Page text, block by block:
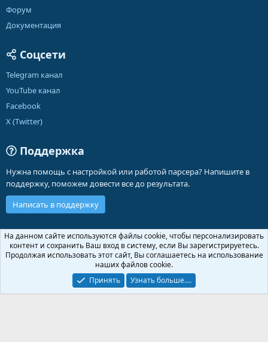
Форум
Документация
Соцсети
Telegram канал
YouTube канал
Facebook
X (Twitter)
Поддержка
Нужна помощь с настройкой или работой парсера? Напишите в
поддержку, поможем довести все до результата.
Написать в поддержку
Russian (RU)
Обратная связь
Условия и правила
Политика конфиденциальности
Помощь
Community platform by XenForo ® © 2010-2026 XenForo Ltd.
На данном сайте используются файлы cookie, чтобы персонализировать
контент и сохранить Ваш вход в систему, если Вы зарегистрируетесь.
Продолжая использовать этот сайт, Вы соглашаетесь на использование
наших файлов cookie.
Принять
Узнать больше.…